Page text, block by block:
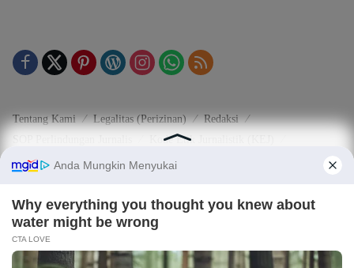
Tentang Kami Legalitas (Perizinan)
Redaksi
Kode Etik Jurnalistik (KEJ)
Kode Etik Perilaku Perusahaan (KEPP)
Kode Etik Redaksi / Perusahaan PT TOP MEDIA MANDIRI
Disclaimer
Privacy Policy
Copy Right 2025 | PT. TOP MEDIA MANDIRI